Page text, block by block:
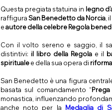
Questa pregiata statuina in legno
raffiguraSan Benedetto da Norcia, il
eautore della celebre Regola
Con il volto sereno e saggio, il
distintivi: il libro della Regolae il
spiritualee della sua opera di riforma
San Benedetto è una figura
basata sul comandamento “
monastica, influenzando
anche noto per la Medaglia di